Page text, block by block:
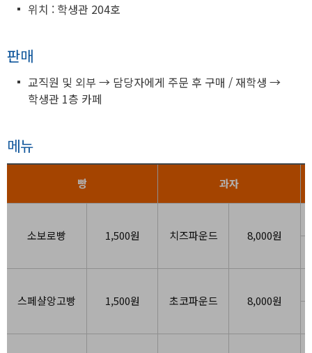
위치 : 학생관 204호
판매
교직원 및 외부 → 담당자에게 주문 후 구매 / 재학생 →
학생관 1층 카페
메뉴
빵 과자
소보로빵 1,500원 치즈파운드 8,000원
스페샬앙고빵 1,500원 초코파운드 8,000원